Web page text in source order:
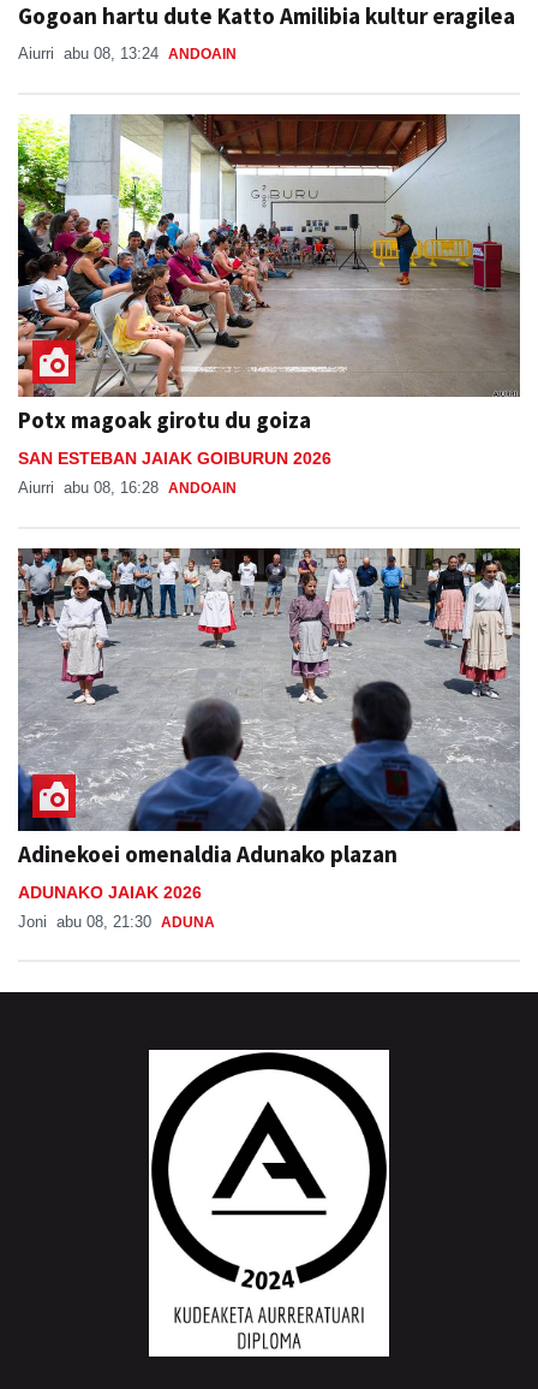
Gogoan hartu dute Katto Amilibia kultur eragilea
Aiurri abu 08, 13:24 ANDOAIN
Potx magoak girotu du goiza
SAN ESTEBAN JAIAK GOIBURUN 2026
Aiurri abu 08, 16:28 ANDOAIN
Adinekoei omenaldia Adunako plazan
ADUNAKO JAIAK 2026
Joni abu 08, 21:30 ADUNA